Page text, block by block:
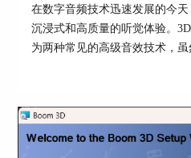
在数字音频技术迅速发展的今
沉浸式和高质量的听觉体验。
为两种常见的高级音效技术，
在实现方式和应用场景上存在
3D音效模式的相关内容。...